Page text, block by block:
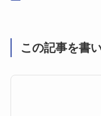
この記事を書